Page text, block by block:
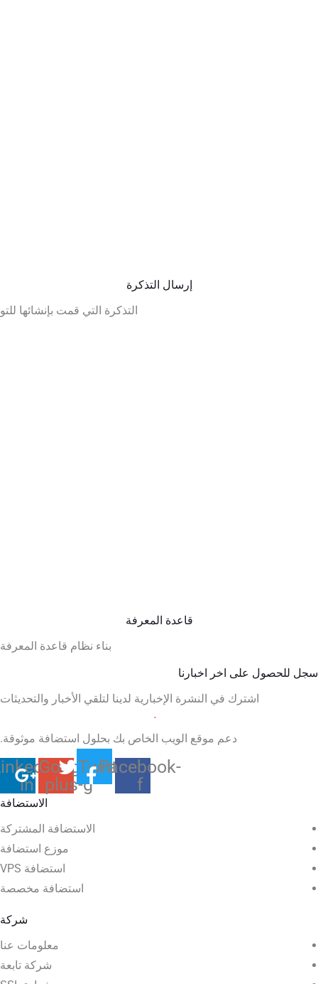
إرسال التذكرة
التذكرة التي قمت بإنشائها للتو
قاعدة المعرفة
بناء نظام قاعدة المعرفة
سجل للحصول على اخر اخبارنا
اشترك في النشرة الإخبارية لدينا لتلقي الأخبار والتحديثات
دعم موقع الويب الخاص بك بحلول استضافة موثوقة.
Facebook-
f
Twitter
Google-
plus-g
in
الاستضافة
الاستضافة المشتركة
موزع استضافة
استضافة VPS
استضافة مخصصة
شركة
معلومات عنا
شركة تابعة